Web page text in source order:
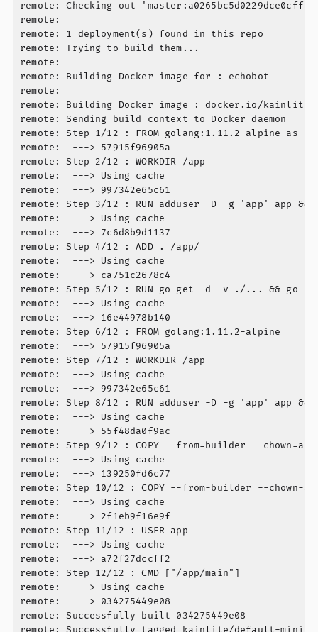
remote: Checking out
remote:
remote: 1 deployment(s) found in this repo
remote: Trying to build them...
remote:
remote: Building Docker image for : echobot
remote:
remote: Building Docker image : docker.io/kainlite/
remote: Sending build context to Docker daemon
remote: Step 1/12 : FROM golang:1.11.2-alpine as
remote:  ---> 57915f96905a
remote: Step 2/12 : WORKDIR /app
remote:  ---> Using cache
remote:  ---> 997342e65c61
remote: Step 3/12 : RUN adduser -D -g 'app' app
remote:  ---> Using cache
remote:  ---> 7c6d8b9d1137
remote: Step 4/12 : ADD . /app/
remote:  ---> Using cache
remote:  ---> ca751c2678c4
remote: Step 5/12 : RUN go get -d -v ./... && go
remote:  ---> Using cache
remote:  ---> 16e44978b140
remote: Step 6/12 : FROM golang:1.11.2-alpine
remote:  ---> 57915f96905a
remote: Step 7/12 : WORKDIR /app
remote:  ---> Using cache
remote:  ---> 997342e65c61
remote: Step 8/12 : RUN adduser -D -g 'app' app &&
remote:  ---> Using cache
remote:  ---> 55f48da0f9ac
remote: Step 9/12 : COPY --from=builder --
remote:  ---> Using cache
remote:  ---> 139250fd6c77
remote: Step 10/12 : COPY --from=builder --
remote:  ---> Using cache
remote:  ---> 2f1eb9f16e9f
remote: Step 11/12 : USER app
remote:  ---> Using cache
remote:  ---> a72f27dccff2
remote: Step 12/12 : CMD ["/app/main"]
remote:  ---> Using cache
remote:  ---> 034275449e08
remote: Successfully built 034275449e08